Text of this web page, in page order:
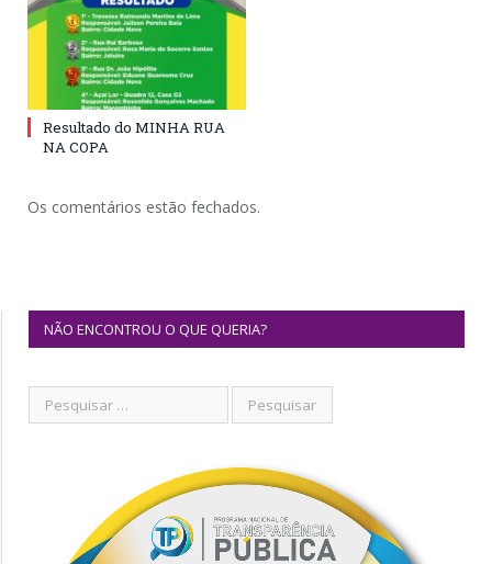
Resultado do MINHA RUA
NA COPA
Os comentários estão fechados.
NÃO ENCONTROU O QUE QUERIA?